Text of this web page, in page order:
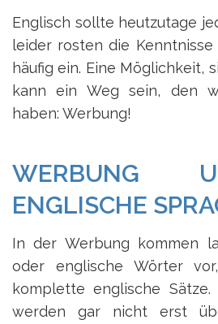
Englisch sollte heutzutage
leider rosten die
häufig ein. Eine Möglichkeit,
kann ein Weg sein, den
haben: Werbung!
WERBUNG
ENGLISCHE
In der Werbung kommen
oder englische Wörter
komplette englische Sätze.
werden gar nicht erst